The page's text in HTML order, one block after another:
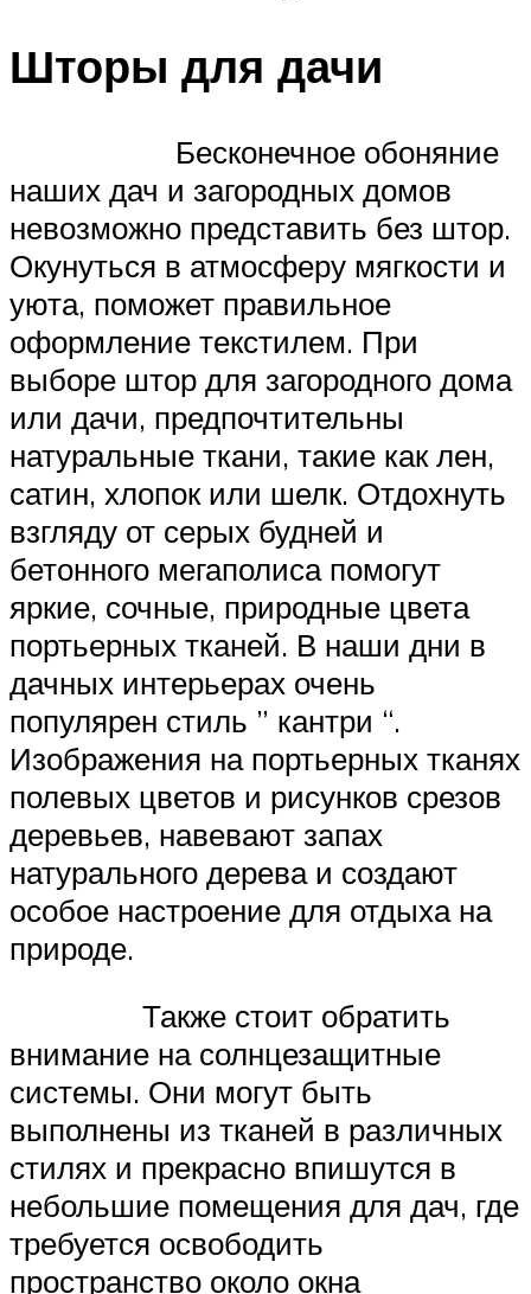
Шторы для дачи
Бесконечное обоняние
наших дач и загородных домов
невозможно представить без штор.
Окунуться в атмосферу мягкости и
уюта, поможет правильное
оформление текстилем. При
выборе штор для загородного дома
или дачи, предпочтительны
натуральные ткани, такие как лен,
сатин, хлопок или шелк. Отдохнуть
взгляду от серых будней и
бетонного мегаполиса помогут
яркие, сочные, природные цвета
портьерных тканей. В наши дни в
дачных интерьерах очень
популярен стиль ” кантри “.
Изображения на портьерных тканях
полевых цветов и рисунков срезов
деревьев, навевают запах
натурального дерева и создают
особое настроение для отдыха на
природе.
Также стоит обратить
внимание на солнцезащитные
системы. Они могут быть
выполнены из тканей в различных
стилях и прекрасно впишутся в
небольшие помещения для дач, где
требуется освободить
пространство около окна